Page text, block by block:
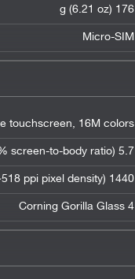
176 g (6.21 oz)
Micro-SIM
touchscreen, 16M colors
5.7 inches (~73.4% screen-to-body ratio)
1440 x 2560 pixels (~518 ppi pixel density)
Corning Gorilla Glass 4